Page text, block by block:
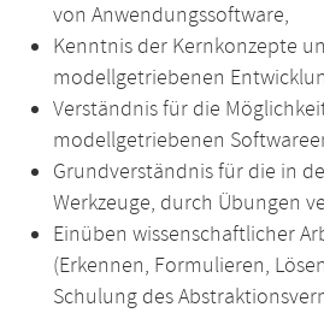
von Anwendungssoftware,
Kenntnis der Kernkonzepte
modellgetriebenen
Verständnis für die
modellgetriebenen
Grundverständnis für die in
Werkzeuge, durch Übungen
Einüben wissenschaftlicher
(Erkennen, Formulieren,
Schulung des